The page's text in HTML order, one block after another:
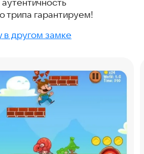
трипа гарантируем!
в другом замке